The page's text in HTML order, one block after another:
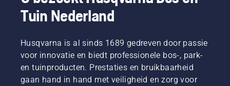
Tuin Nederland
Husqvarna is al sinds 1689 gedreven door passie
voor innovatie en biedt professionele bos-, park-
en tuinproducten. Prestaties en bruikbaarheid
gaan hand in hand met veiligheid en zorg voor